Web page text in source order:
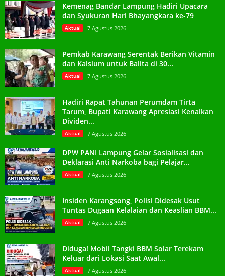
Kemenag Bandar Lampung Hadiri Upacara
dan Syukuran Hari Bhayangkara ke-79
Aktual 7 Agustus 2026
Pemkab Karawang Serentak Berikan Vitamin
dan Kalsium untuk Balita di 30...
Aktual 7 Agustus 2026
Hadiri Rapat Tahunan Perumdam Tirta
Tarum, Bupati Karawang Apresiasi Kenaikan
Dividen...
Aktual 7 Agustus 2026
DPW PANI Lampung Gelar Sosialisasi dan
Deklarasi Anti Narkoba bagi Pelajar...
Aktual 7 Agustus 2026
Insiden Karangsong, Polisi Didesak Usut
Tuntas Dugaan Kelalaian dan Keaslian BBM...
Aktual 7 Agustus 2026
Diduga! Mobil Tangki BBM Solar Terekam
Keluar dari Lokasi Saat Awal...
Aktual 7 Agustus 2026